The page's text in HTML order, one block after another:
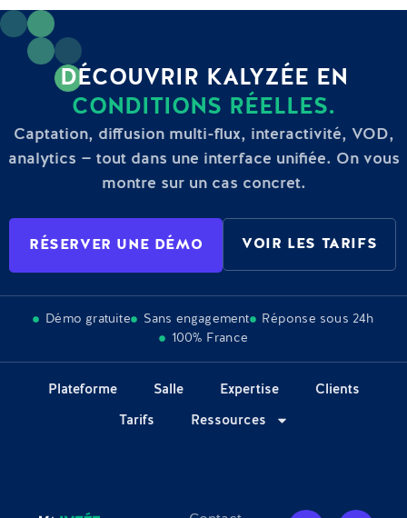
DÉCOUVRIR KALYZÉE EN
CONDITIONS RÉELLES.
Captation, diffusion multi-flux, interactivité, VOD,
analytics — tout dans une interface unifiée. On vous
montre sur un cas concret.
RÉSERVER UNE DÉMO VOIR LES TARIFS
Démo gratuite Sans engagement
Réponse sous 24h
100% France
Plateforme Salle Expertise Clients
Tarifs Ressources